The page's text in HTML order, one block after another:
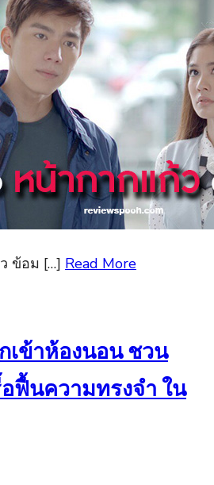
ข้อม […] Read More
ข้าห้องนอน ชวน
ฟื้นความทรงจำ ใน